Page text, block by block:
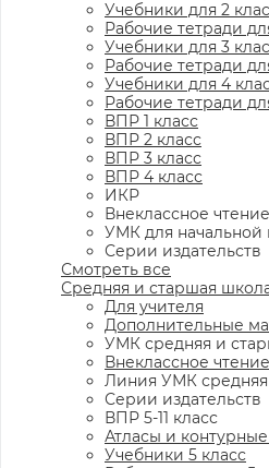
Учебники для 2
Рабочие тетради
Учебники для 3
Рабочие тетради
Учебники для 4
Рабочие тетради
ВПР 1 класс
ВПР 2 класс
ВПР 3 класс
ВПР 4 класс
ИКР
Внеклассное чтение
УМК для
Серии издательств
Смотреть все
Средняя и старшая
Для учителя
Дополнительные
УМК средняя и
Внеклассное чтение
Линия УМК
Серии издательств
ВПР 5-11 класс
Атласы и
Учебники 5 класс